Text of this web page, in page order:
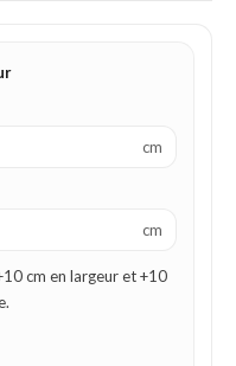
cm
cm
cm en largeur et +10